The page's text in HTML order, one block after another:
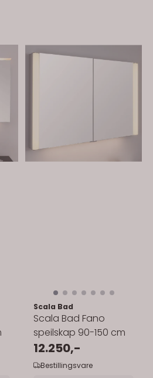
Scala Bad
Scala Bad Fano
speilskap 90-150 cm
12.250,-
Bestillingsvare